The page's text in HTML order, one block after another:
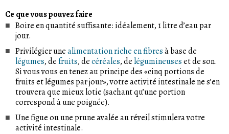
Ce que vous pouvez faire
Boire en quantité suffisante: idéalement, 1 litre d’eau par
jour.
Privilégier unealimentation riche en fibresà base de
légumes, defruits, decéréales, de légumineuseset de son.
Si vous vous en tenez au principe des «cinq portions de
fruits et légumes par jour», votre activité intestinale ne s’en
trouvera que mieux lotie (sachant qu’une portion
correspond à une poignée).
Une figue ou une prune avalée au réveil stimulera votre
activité intestinale.